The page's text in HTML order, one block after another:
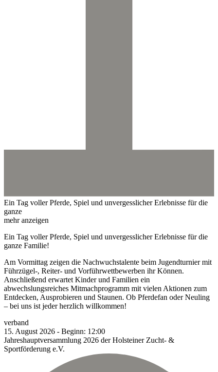
Ein Tag voller Pferde, Spiel und unvergesslicher Erlebnisse für die
ganze
mehr anzeigen
Ein Tag voller Pferde, Spiel und unvergesslicher Erlebnisse für die
ganze Familie!
Am Vormittag zeigen die Nachwuchstalente beim Jugendturnier mit
Führzügel-, Reiter- und Vorführwettbewerben ihr Können.
Anschließend erwartet Kinder und Familien ein
abwechslungsreiches Mitmachprogramm mit vielen Aktionen zum
Entdecken, Ausprobieren und Staunen. Ob Pferdefan oder Neuling
– bei uns ist jeder herzlich willkommen!
verband
15. August 2026 - Beginn: 12:00
Jahreshauptversammlung 2026 der Holsteiner Zucht- &
Sportförderung e.V.